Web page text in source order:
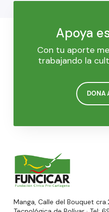
Apoya
Con tu aporte
trabajando la
DONA
Manga, Calle del Bouquet